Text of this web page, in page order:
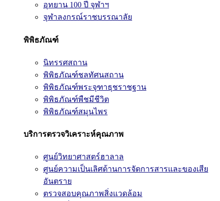
อุทยาน 100 ปี จุฬาฯ
จุฬาลงกรณ์ราชบรรณาลัย
พิพิธภัณฑ์
นิทรรศสถาน
พิพิธภัณฑ์ชลทัศนสถาน
พิพิธภัณฑ์พระจุฑาธุชราชฐาน
พิพิธภัณฑ์พืชมีชีวิต
พิพิธภัณฑ์สมุนไพร
บริการตรวจวิเคราะห์คุณภาพ
ศูนย์วิทยาศาสตร์ฮาลาล
ศูนย์ความเป็นเลิศด้านการจัดการสารและของเสีย
อันตราย
ตรวจสอบคุณภาพสิ่งแวดล้อม